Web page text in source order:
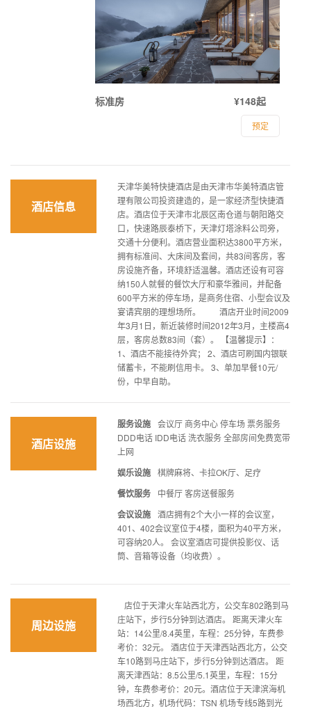
标准房 ¥148起
预定
酒店信息
天津华美特快捷酒店是由天津市华美特酒店管
理有限公司投资建造的，是一家经济型快捷酒
店。酒店位于天津市北辰区南仓道与朝阳路交
口，快速路辰泰桥下，天津灯塔涂料公司旁，
交通十分便利。酒店营业面积达3800平方米，
拥有标准间、大床间及套间，共83间客房，客
房设施齐备，环境舒适温馨。酒店还设有可容
纳150人就餐的餐饮大厅和豪华雅间，并配备
600平方米的停车场，是商务住宿、小型会议及
宴请宾朋的理想场所。 酒店开业时间2009
年3月1日，新近装修时间2012年3月，主楼高4
层，客房总数83间（套）。 【温馨提示】：
1、酒店不能接待外宾； 2、酒店可刷国内银联
储蓄卡，不能刷信用卡。 3、单加早餐10元/
份，中早自助。
酒店设施
服务设施 会议厅 商务中心 停车场 票务服务
DDD电话 IDD电话 洗衣服务 全部房间免费宽带
上网
娱乐设施 棋牌麻将、卡拉OK厅、足疗
餐饮服务 中餐厅 客房送餐服务
会议设施 酒店拥有2个大小一样的会议室，
401、402会议室位于4楼，面积为40平方米，
可容纳20人。 会议室酒店可提供投影仪、话
筒、音箱等设备（均收费）。
周边设施
店位于天津火车站西北方，公交车802路到马
庄站下，步行5分钟到达酒店。 距离天津火车
站：14公里/8.4英里，车程：25分钟，车费参
考价：32元。 酒店位于天津西站西北方，公交
车10路到马庄站下，步行5分钟到达酒店。 距
离天津西站：8.5公里/5.1英里，车程：15分
钟，车费参考价：20元。酒店位于天津滨海机
场西北方，机场代码：TSN 机场专线5路到光